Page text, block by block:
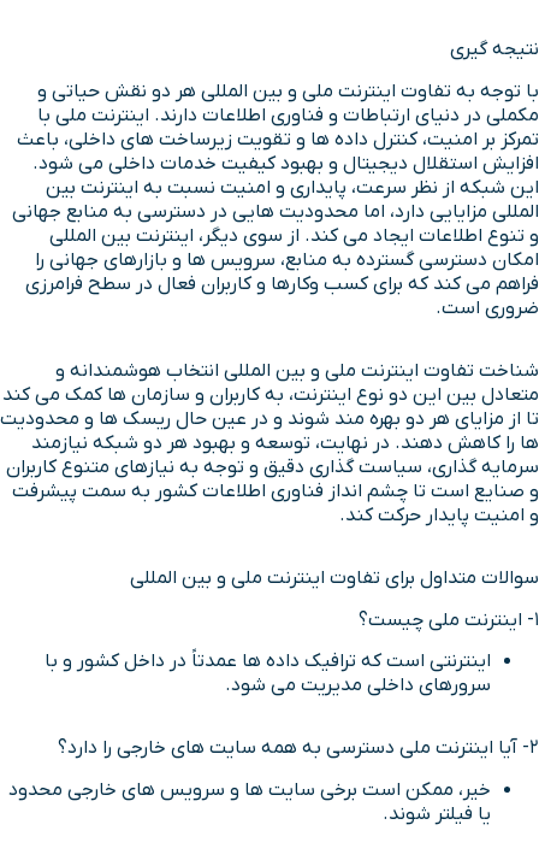
نتیجه گیری
با توجه به تفاوت اینترنت ملی و بین المللی هر دو نقش حیاتی و
مکملی در دنیای ارتباطات و فناوری اطلاعات دارند. اینترنت ملی با
تمرکز بر امنیت، کنترل داده ها و تقویت زیرساخت های داخلی، باعث
افزایش استقلال دیجیتال و بهبود کیفیت خدمات داخلی می شود.
این شبکه از نظر سرعت، پایداری و امنیت نسبت به اینترنت بین
المللی مزایایی دارد، اما محدودیت هایی در دسترسی به منابع جهانی
و تنوع اطلاعات ایجاد می کند. از سوی دیگر، اینترنت بین المللی
امکان دسترسی گسترده به منابع، سرویس ها و بازارهای جهانی را
فراهم می کند که برای کسب وکارها و کاربران فعال در سطح فرامرزی
ضروری است.
شناخت تفاوت اینترنت ملی و بین المللی انتخاب هوشمندانه و
متعادل بین این دو نوع اینترنت، به کاربران و سازمان ها کمک می کند
تا از مزایای هر دو بهره مند شوند و در عین حال ریسک ها و محدودیت
ها را کاهش دهند. در نهایت، توسعه و بهبود هر دو شبکه نیازمند
سرمایه گذاری، سیاست گذاری دقیق و توجه به نیازهای متنوع کاربران
و صنایع است تا چشم انداز فناوری اطلاعات کشور به سمت پیشرفت
و امنیت پایدار حرکت کند.
سوالات متداول برای تفاوت اینترنت ملی و بین المللی
1- اینترنت ملی چیست؟
اینترنتی است که ترافیک داده ها عمدتاً در داخل کشور و با
سرورهای داخلی مدیریت می شود.
2- آیا اینترنت ملی دسترسی به همه سایت های خارجی را دارد؟
خیر، ممکن است برخی سایت ها و سرویس های خارجی محدود
یا فیلتر شوند.